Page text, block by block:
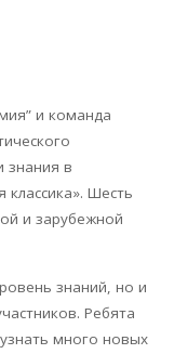
и команда
знания в
Шесть
и зарубежной
знаний, но и
Ребята
много новых